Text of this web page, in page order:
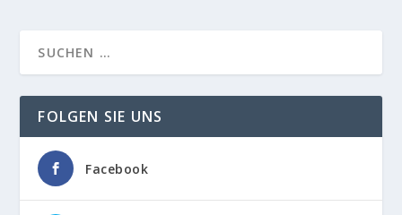
FOLGEN SIE UNS
Facebook